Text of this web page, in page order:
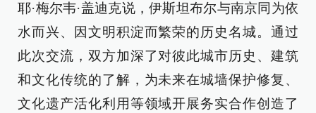
耶·梅尔韦·盖迪克说，伊斯坦布尔与南京同为依
水而兴、因文明积淀而繁荣的历史名城。通过
此次交流，双方加深了对彼此城市历史、建筑
和文化传统的了解，为未来在城墙保护修复、
文化遗产活化利用等领域开展务实合作创造了